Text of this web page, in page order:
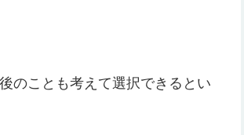
のことも考えて選択できるとい